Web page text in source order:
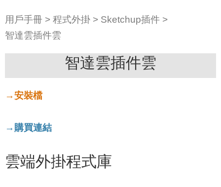
用戶手冊 > 程式外掛 > Sketchup插件 >
智達雲插件雲
智達雲插件雲
→安裝檔
→購買連結
雲端外掛程式庫